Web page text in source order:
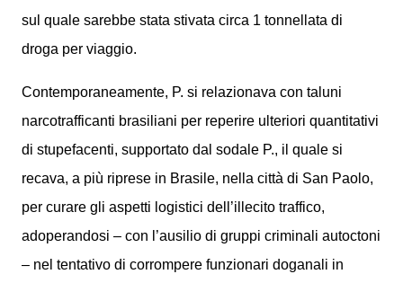
sul quale sarebbe stata stivata circa 1 tonnellata di
droga per viaggio.
Contemporaneamente, P. si relazionava con taluni
narcotrafficanti brasiliani per reperire ulteriori quantitativi
di stupefacenti, supportato dal sodale P., il quale si
recava, a più riprese in Brasile, nella città di San Paolo,
per curare gli aspetti logistici dell’illecito traffico,
adoperandosi – con l’ausilio di gruppi criminali autoctoni
– nel tentativo di corrompere funzionari doganali in